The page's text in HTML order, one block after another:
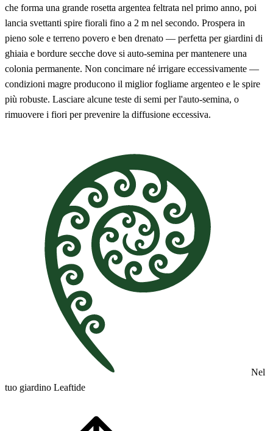
che forma una grande rosetta argentea feltrata nel primo anno, poi
lancia svettanti spire fiorali fino a 2 m nel secondo. Prospera in
pieno sole e terreno povero e ben drenato — perfetta per giardini di
ghiaia e bordure secche dove si auto-semina per mantenere una
colonia permanente. Non concimare né irrigare eccessivamente —
condizioni magre producono il miglior fogliame argenteo e le spire
più robuste. Lasciare alcune teste di semi per l'auto-semina, o
rimuovere i fiori per prevenire la diffusione eccessiva.
Nel
tuo giardino Leaftide